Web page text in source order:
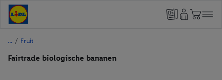
/ Fruit
Fairtrade biologische bananen